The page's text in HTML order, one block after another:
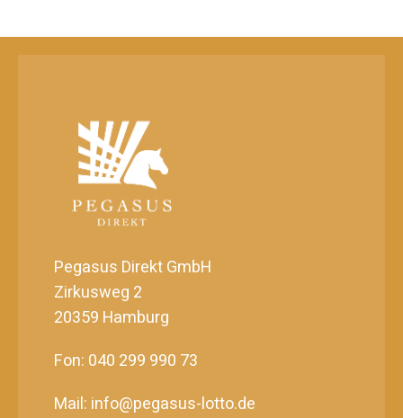
Pegasus Direkt GmbH
Zirkusweg 2
20359 Hamburg
Fon: 040 299 990 73
Mail: info@pegasus-lotto.de